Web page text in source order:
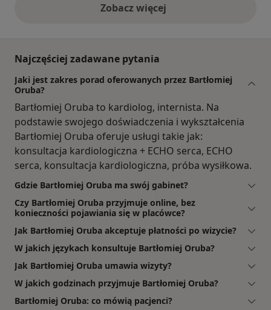
Zobacz więcejopinie powyżej
Najczęściej zadawane pytania
Jaki jest zakres porad oferowanych przez Bartłomiej
Oruba?
Bartłomiej Oruba to kardiolog, internista. Na
podstawie swojego doświadczenia i wykształcenia
Bartłomiej Oruba oferuje usługi takie jak:
konsultacja kardiologiczna + ECHO serca, ECHO
serca, konsultacja kardiologiczna, próba wysiłkowa.
Gdzie Bartłomiej Oruba ma swój gabinet?
Czy Bartłomiej Oruba przyjmuje online, bez
konieczności pojawiania się w placówce?
Jak Bartłomiej Oruba akceptuje płatności po wizycie?
W jakich językach konsultuje Bartłomiej Oruba?
Jak Bartłomiej Oruba umawia wizyty?
W jakich godzinach przyjmuje Bartłomiej Oruba?
Bartłomiej Oruba: co mówią pacjenci?